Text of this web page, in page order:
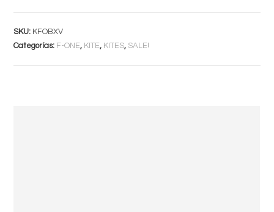
SKU: KFOBXV
Categorías: F-ONE, KITE, KITES, SALE!